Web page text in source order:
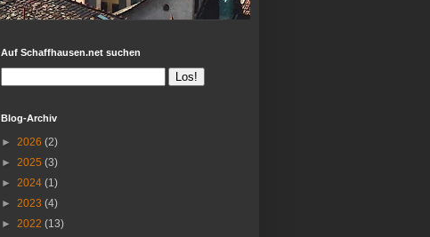
Auf Schaffhausen.net suchen
Blog-Archiv
► 2026 (2)
► 2025 (3)
► 2024 (1)
► 2023 (4)
► 2022 (13)